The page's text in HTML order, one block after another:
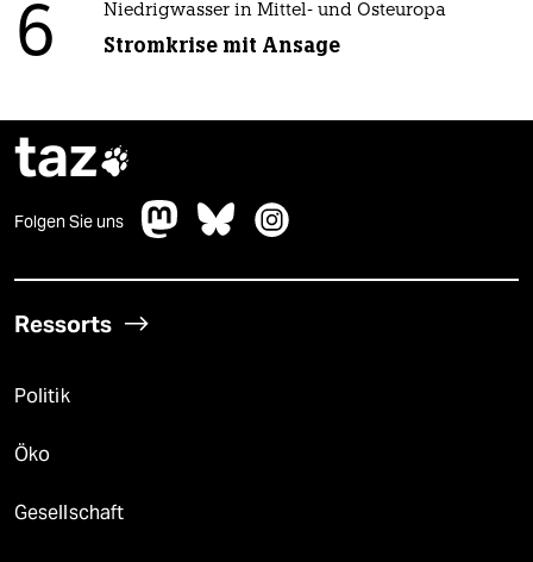
6 Niedrigwasser in Mittel- und Osteuropa
Stromkrise mit Ansage
taz
Folgen Sie uns
Ressorts
Politik
Öko
Gesellschaft